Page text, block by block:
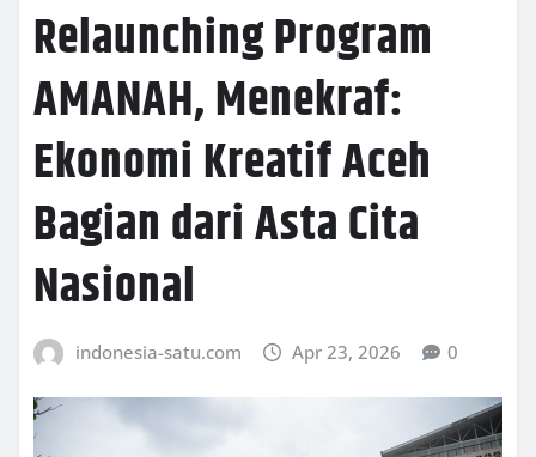
Relaunching Program
AMANAH, Menekraf:
Ekonomi Kreatif Aceh
Bagian dari Asta Cita
Nasional
indonesia-satu.com Apr 23, 2026 0